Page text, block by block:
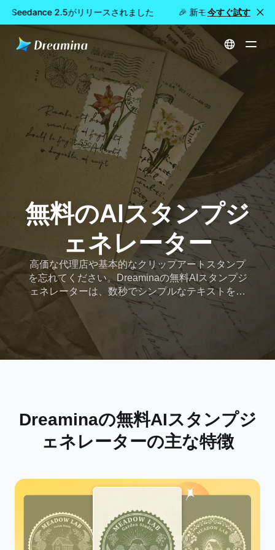
Seedance 2.5がリリースされました 🎉 新モデル公開：
今すぐ試す
ホーム 作成する 無料のAIスタンプジェネレーター
無料のAIスタンプジ
ェネレーター
高価な代理店や基本的なクリップアートスタンプ
を忘れてください。Dreaminaの無料AIスタンプジ
ェネレーターは、数秒でシンプルなテキストをプ
ロの印刷可能なシールデザインに変換します。フ
ルコントロールとゼロコストでオンラインでカス
タムスタンプを作成できます。
Dreaminaの無料AIスタンプジ
ェネレーターの主な特徴